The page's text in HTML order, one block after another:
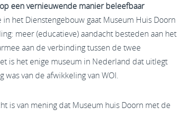
een vernieuwende manier beleefbaar
het Dienstengebouw gaat Museum Huis Doorn
meer (educatieve) aandacht besteden aan het
aan de verbinding tussen de twee
is het enige museum in Nederland dat uitlegt
was van de afwikkeling van WOI.
is van mening dat Museum huis Doorn met de